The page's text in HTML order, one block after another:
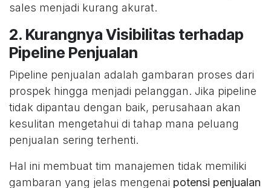
sales menjadi kurang akurat.
2. Kurangnya Visibilitas terhadap
Pipeline Penjualan
Pipeline penjualan adalah gambaran proses dari
prospek hingga menjadi pelanggan. Jika pipeline
tidak dipantau dengan baik, perusahaan akan
kesulitan mengetahui di tahap mana peluang
penjualan sering terhenti.
Hal ini membuat tim manajemen tidak memiliki
gambaran yang jelas mengenai potensi penjualan